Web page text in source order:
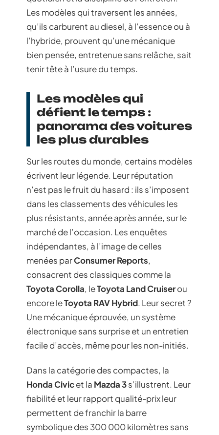
Les modèles qui traversent les années,
qu’ils carburent au diesel, à l’essence ou à
l’hybride, prouvent qu’une mécanique
bien pensée, entretenue sans relâche, sait
tenir tête à l’usure du temps.
Les modèles qui
défient le temps :
panorama des voitures
les plus durables
Sur les routes du monde, certains modèles
écrivent leur légende. Leur réputation
n’est pas le fruit du hasard : ils s’imposent
dans les classements des véhicules les
plus résistants, année après année, sur le
marché de l’occasion. Les enquêtes
indépendantes, à l’image de celles
menées parConsumer Reports,
consacrent des classiques comme la
Toyota Corolla, leToyota Land Cruiserou
encore leToyota RAV Hybrid. Leur secret ?
Une mécanique éprouvée, un système
électronique sans surprise et un entretien
facile d’accès, même pour les non-initiés.
Dans la catégorie des compactes, la
Honda Civicet la Mazda 3s’illustrent. Leur
fiabilité et leur rapport qualité-prix leur
permettent de franchir la barre
symbolique des 300 000 kilomètres sans